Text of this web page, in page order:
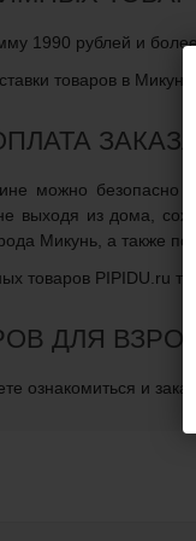
1990 рублей и
товаров в
ЗАКАЗА
можно безопасно
выходя из дома,
Микунь, а также
товаров PIPIDU.ru
ДЛЯ
ознакомиться и